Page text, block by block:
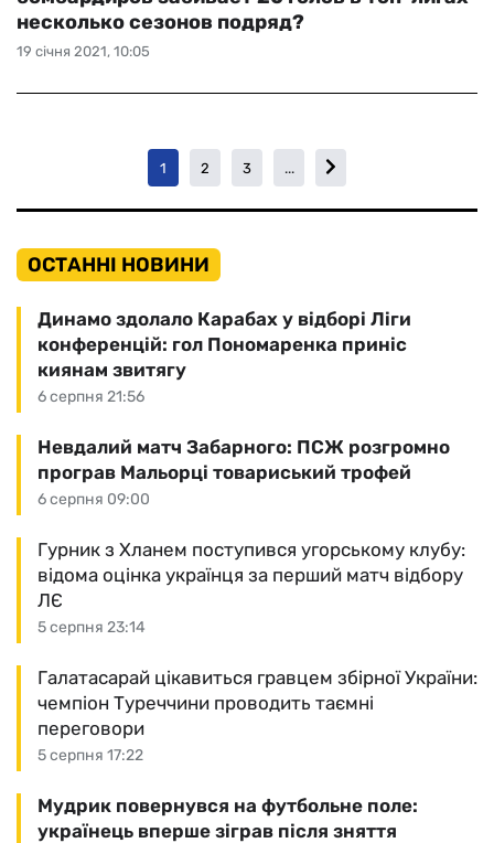
19 січня 2021, 10:05
несколько сезонов подряд?
1 2 3 ...
ОСТАННІ НОВИНИ
6 серпня 21:56
Динамо здолало Карабах у відборі Ліги
конференцій: гол Пономаренка приніс
киянам звитягу
6 серпня 09:00
Невдалий матч Забарного: ПСЖ розгромно
програв Мальорці товариський трофей
5 серпня 23:14
Гурник з Хланем поступився угорському клубу:
відома оцінка українця за перший матч відбору
ЛЄ
5 серпня 17:22
Галатасарай цікавиться гравцем збірної України:
чемпіон Туреччини проводить таємні
переговори
Мудрик повернувся на футбольне поле:
українець вперше зіграв після зняття